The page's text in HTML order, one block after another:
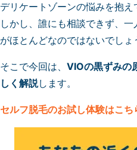
デリケートゾーンの悩みを抱え
しかし、誰にも相談できず、
がほとんどなのではないでしょ
そこで今回は、 VIOの黒ずみの
しく解説します。
セルフ脱毛のお試し体験はこち